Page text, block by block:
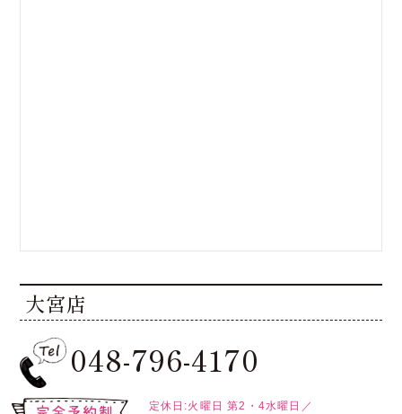
大宮店
048-796-4170
定休日:火曜日 第2・4水曜日／